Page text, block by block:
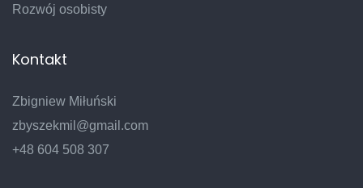
Rozwój osobisty
Kontakt
Zbigniew Miłuński
zbyszekmil@gmail.com
+48 604 508 307